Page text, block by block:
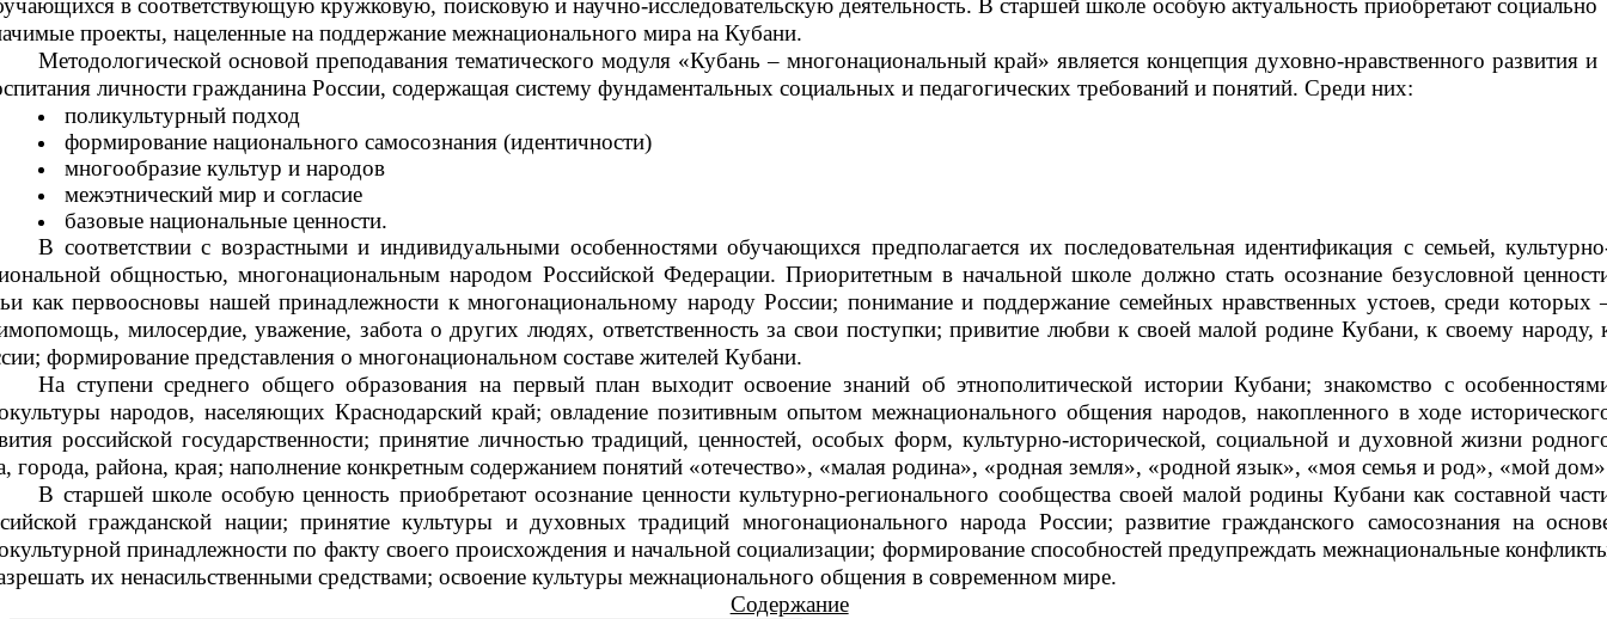
в соответствующую кружковую, поисковую и научно-исследовательскую деятельность. В старшей школе особую актуальность приобретают социально
проекты, нацеленные на поддержание межнационального мира на Кубани.
Методологической основой преподавания тематического модуля «Кубань – многонациональный край» является концепция духовно-нравственного развития и
личности гражданина России, содержащая систему фундаментальных социальных и педагогических требований и понятий. Среди них:
поликультурный подход
формирование национального самосознания (идентичности)
многообразие культур и народов
межэтнический мир и согласие
базовые национальные ценности.
В соответствии с возрастными и индивидуальными особенностями обучающихся предполагается их последовательная идентификация с семьей,
общностью, многонациональным народом Российской Федерации. Приоритетным в начальной школе должно стать осознание безусловной
как первоосновы нашей принадлежности к многонациональному народу России; понимание и поддержание семейных нравственных устоев, среди которых
милосердие, уважение, забота о других людях, ответственность за свои поступки; привитие любви к своей малой родине Кубани, к своему народу,
формирование представления о многонациональном составе жителей Кубани.
На ступени среднего общего образования на первый план выходит освоение знаний об этнополитической истории Кубани; знакомство с
народов, населяющих Краснодарский край; овладение позитивным опытом межнационального общения народов, накопленного в ходе
российской государственности; принятие личностью традиций, ценностей, особых форм, культурно-исторической, социальной и духовной жизни
города, района, края; наполнение конкретным содержанием понятий «отечество», «малая родина», «родная земля», «родной язык», «моя семья и род», «мой
В старшей школе особую ценность приобретают осознание ценности культурно-регионального сообщества своей малой родины Кубани как составной
гражданской нации; принятие культуры и духовных традиций многонационального народа России; развитие гражданского самосознания на
принадлежности по факту своего происхождения и начальной социализации; формирование способностей предупреждать межнациональные
их ненасильственными средствами; освоение культуры межнационального общения в современном мире.
Содержание